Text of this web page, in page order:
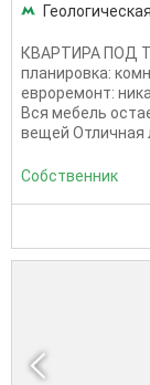
Геологическая
КВАРТИРА ПОД
планировка:
евроремонт:
Вся мебель
вещей Отличная
Собственник